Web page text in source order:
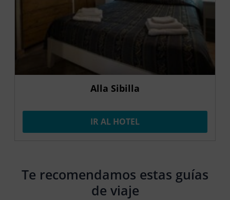
Alla Sibilla
IR AL HOTEL
Te recomendamos estas guías
de viaje